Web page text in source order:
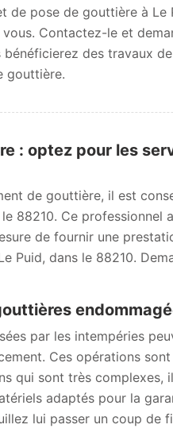
de pose de gouttière à Le
vous. Contactez-le et
bénéficierez des travaux
gouttière.
: optez pour les
de gouttière, il est
88210. Ce
de fournir une
Puid, dans le 88210.
par les intempéries
Ces opérations
qui sont très complexes,
adaptés pour la
lui passer un coup de